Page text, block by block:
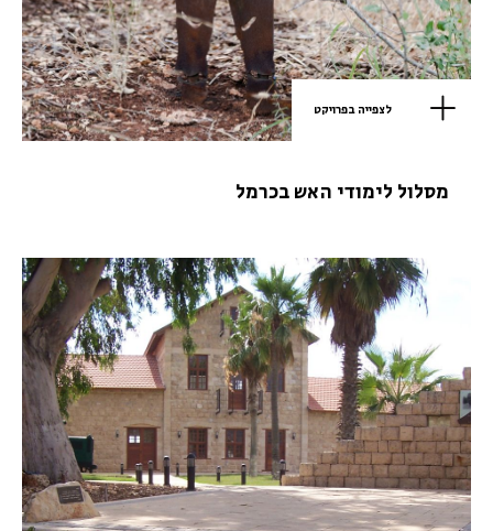
לצפייה בפרויקט
מסלול לימודי האש בכרמל